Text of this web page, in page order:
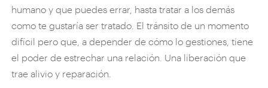
humano y que puedes errar, hasta tratar a los demás
como te gustaría ser tratado. El tránsito de un momento
difícil pero que, a depender de cómo lo gestiones, tiene
el poder de estrechar una relación. Una liberación que
trae alivio y reparación.